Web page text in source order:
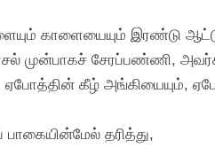
காளையையும் இரண்டு
முன்பாகச் சேரப்பண்ணி,
கீழ் அங்கியையும்,
தரித்து,